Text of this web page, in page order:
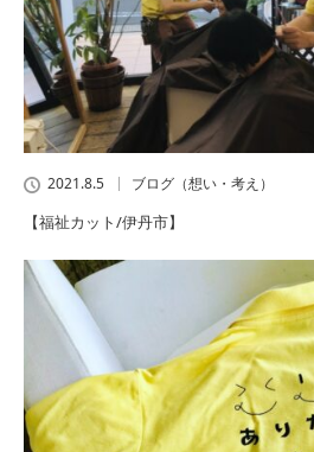
2021.8.5 ブログ（想い・考え）
【福祉カット/伊丹市】